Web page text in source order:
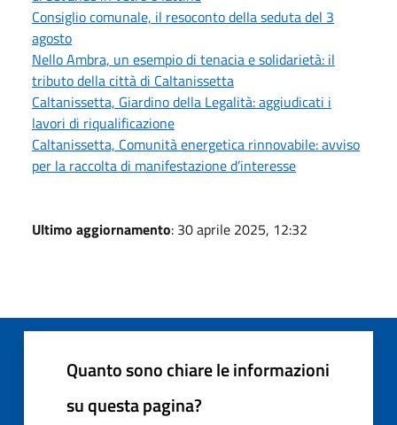
Consiglio comunale, il resoconto della seduta del 3
agosto
Nello Ambra, un esempio di tenacia e solidarietà: il
tributo della città di Caltanissetta
Caltanissetta, Giardino della Legalità: aggiudicati i
lavori di riqualificazione
Caltanissetta, Comunità energetica rinnovabile: avviso
per la raccolta di manifestazione d’interesse
Ultimo aggiornamento: 30 aprile 2025, 12:32
Quanto sono chiare le informazioni
su questa pagina?